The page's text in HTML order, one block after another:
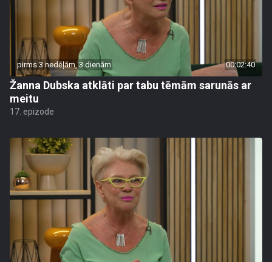
pirms 3 nedēļām, 3 dienām 00:02:40
Žanna Dubska atklāti par tabu tēmām sarunās ar
meitu
17. epizode